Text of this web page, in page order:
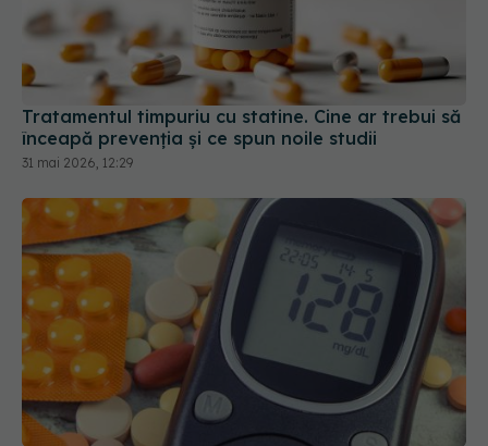
Tratamentul timpuriu cu statine. Cine ar trebui să
înceapă prevenția și ce spun noile studii
31 mai 2026, 12:29